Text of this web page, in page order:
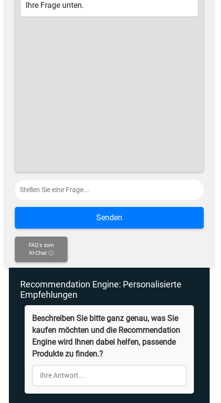
Ihre Frage unten.
Senden
FAQ's zum
KI-Chat ⓘ
Recommendation Engine: Personalisierte
Empfehlungen
Beschreiben Sie bitte ganz genau, was Sie
kaufen möchten und die Recommendation
Engine wird Ihnen dabei helfen, passende
Produkte zu finden.?